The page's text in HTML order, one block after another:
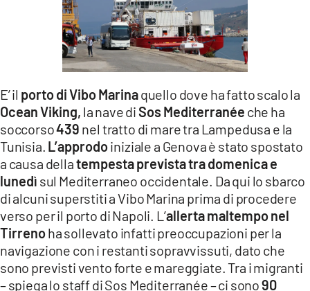
CATANZAROCHANNEL.IT
LACAPITALENEWS.IT
ANDROID
APPLE
E’ il porto di Vibo Marinaquello dove ha fatto scalo la
Ocean Viking, la nave diSos Mediterranée che ha
soccorso439 nel tratto di mare tra Lampedusa e la
Tunisia. L’approdoiniziale a Genova è stato spostato
a causa dellatempesta prevista tra domenica e
lunedì sul Mediterraneo occidentale. Da qui lo sbarco
di alcuni superstiti a Vibo Marina prima di procedere
verso per il porto di Napoli. L’allerta maltempo nel
Tirrenoha sollevato infatti preoccupazioni per la
navigazione con i restanti sopravvissuti, dato che
sono previsti vento forte e mareggiate. Tra i migranti
– spiega lo staff di Sos Mediterranée – ci sono90